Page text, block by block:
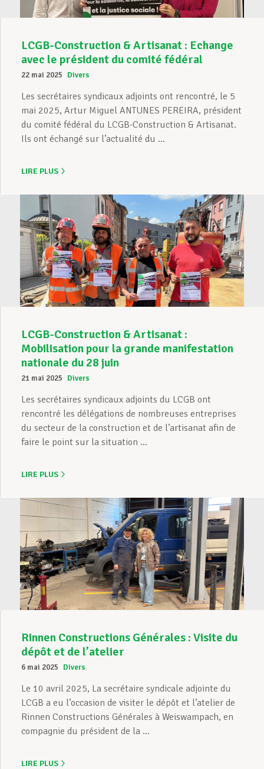
LCGB-Construction & Artisanat : Echange
avec le président du comité fédéral
22 mai 2025 Divers
Les secrétaires syndicaux adjoints ont rencontré, le 5
mai 2025, Artur Miguel ANTUNES PEREIRA, président
du comité fédéral du LCGB-Construction & Artisanat.
Ils ont échangé sur l’actualité du ...
LIRE PLUS
LCGB-Construction & Artisanat :
Mobilisation pour la grande manifestation
nationale du 28 juin
21 mai 2025 Divers
Les secrétaires syndicaux adjoints du LCGB ont
rencontré les délégations de nombreuses entreprises
du secteur de la construction et de l’artisanat afin de
faire le point sur la situation ...
LIRE PLUS
Rinnen Constructions Générales : Visite du
dépôt et de l’atelier
6 mai 2025 Divers
Le 10 avril 2025, La secrétaire syndicale adjointe du
LCGB a eu l’occasion de visiter le dépôt et l’atelier de
Rinnen Constructions Générales à Weiswampach, en
compagnie du président de la ...
LIRE PLUS